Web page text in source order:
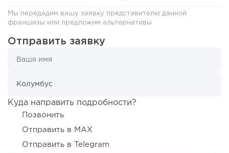
Конференции августа 2026: лучшие мероприятия месяца
Мы передадим вашу заявку представителю данной
франшизы или предложим альтернативы
Отправить заявку
Куда направить подробности?
Позвонить
Отправить в MAX
Отправить в Telegram